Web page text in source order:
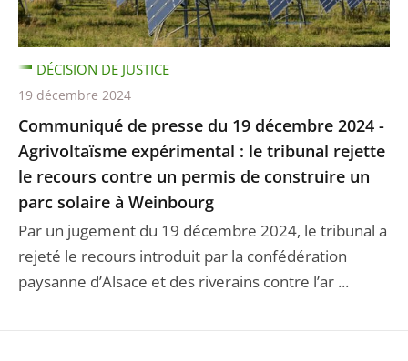
Communiqué de presse du 19 décembre 2024 -
Agrivoltaïsme expérimental : le tribunal rejette
le recours contre un permis de construire un
parc solaire à Weinbourg
Par un jugement du 19 décembre 2024, le tribunal a
rejeté le recours introduit par la confédération
paysanne d’Alsace et des riverains contre l’ar ...
DÉCISION DE JUSTICE
19 décembre 2024